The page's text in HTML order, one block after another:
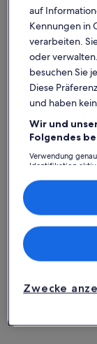
Was
Du hast
Unser
auf
Kennungen in
verarbeiten.
oder
besuchen Sie
Diese
und haben
Wir und
Folgendes
Verwendung
Identifikation
Inhalte, Messung
Liste der
Zwecke